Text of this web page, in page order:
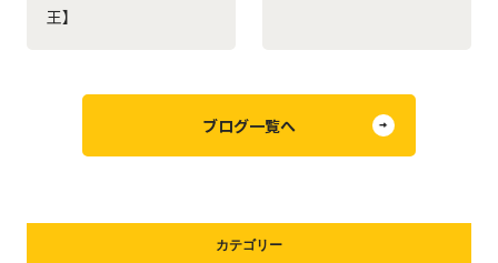
王】
ブログ一覧へ
カテゴリー